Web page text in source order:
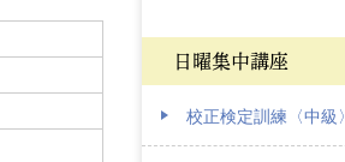
日曜集中講座
校正検定訓練〈中級〉